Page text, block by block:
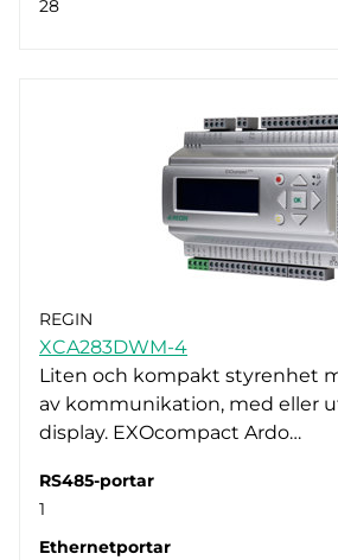
28
REGIN
XCA283DWM-4
Liten och kompakt styrenhet
av kommunikation, med eller
display. EXOcompact Ardo…
RS485-portar
1
Ethernetportar